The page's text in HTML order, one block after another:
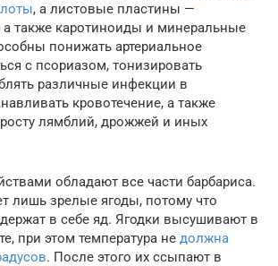
, а листовые пластины —
также каротиноиды и минеральные
понижать артериальное
с псориазом, тонизировать
различные инфекции в
кровотечение, а также
росту лямблий, дрожжей и иных
обладают все части барбариса.
лишь зрелые ягоды, потому что
в себе яд. Ягодки высушивают в
при этом температура не должна
. После этого их ссыпают в